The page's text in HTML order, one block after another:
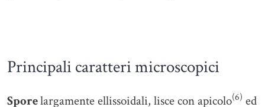
Principali caratteri microscopici
Sporelargamente ellissoidali, lisce con apicolo(6) ed